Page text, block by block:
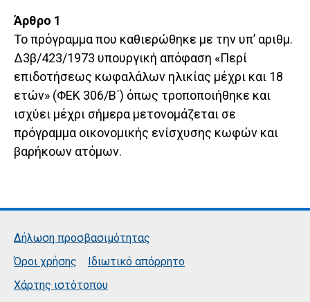
Άρθρο 1
Το πρόγραμμα που καθιερώθηκε με την υπ’ αριθμ.
Δ3β/423/1973 υπουργική απόφαση «Περί
επιδοτήσεως κωφαλάλων ηλικίας μέχρι και 18
ετών» (ΦΕΚ 306/Β΄) όπως τροποποιήθηκε και
ισχύει μέχρι σήμερα μετονομάζεται σε
πρόγραμμα οικονομικής ενίσχυσης κωφών και
βαρήκοων ατόμων.
Δήλωση προσβασιμότητας
Όροι χρήσης
Ιδιωτικό απόρρητο
Χάρτης ιστότοπου